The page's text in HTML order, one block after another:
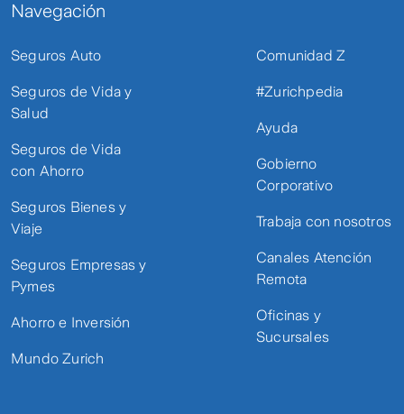
Navegación
Seguros Auto
Seguros de Vida y
Salud
Seguros de Vida
con Ahorro
Seguros Bienes y
Viaje
Seguros Empresas y
Pymes
Ahorro e Inversión
Mundo Zurich
Comunidad Z
#Zurichpedia
Ayuda
Gobierno
Corporativo
Trabaja con nosotros
Canales Atención
Remota
Oficinas y
Sucursales